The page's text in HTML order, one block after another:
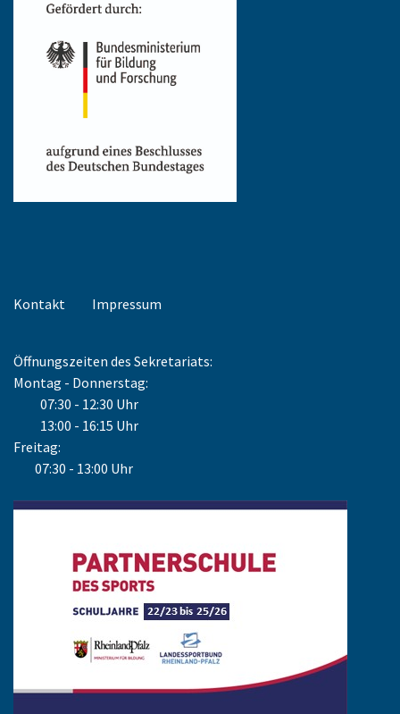
Kontakt Impressum
Öffnungszeiten des Sekretariats:
Montag - Donnerstag:
07:30 - 12:30 Uhr
13:00 - 16:15 Uhr
Freitag:
07:30 - 13:00 Uhr